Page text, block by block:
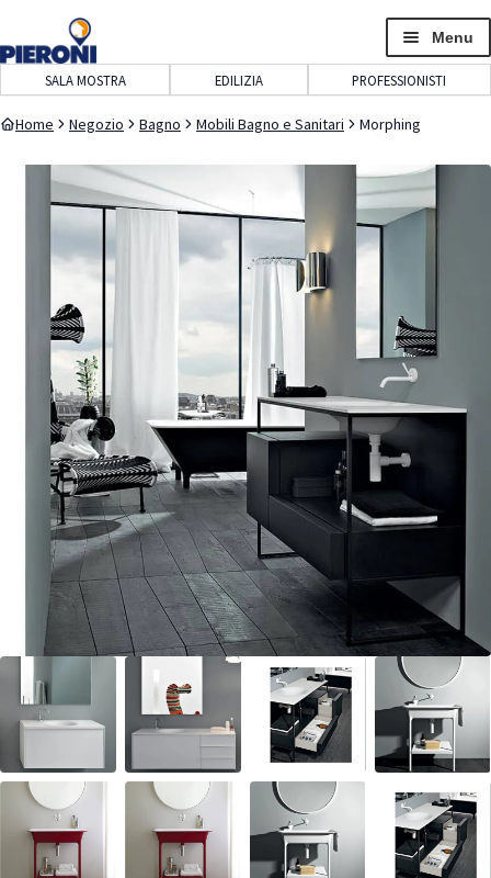
navigazione
contenuto
Menu
SALA MOSTRA EDILIZIA PROFESSIONISTI
Home Negozio Bagno Mobili Bagno e Sanitari Morphing